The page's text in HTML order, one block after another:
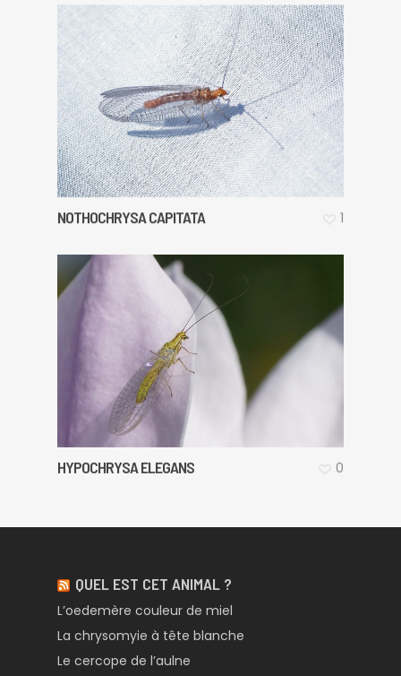
NOTHOCHRYSA CAPITATA 1
HYPOCHRYSA ELEGANS 0
QUEL EST CET ANIMAL ?
L’oedemère couleur de miel
La chrysomyie à tête blanche
Le cercope de l’aulne